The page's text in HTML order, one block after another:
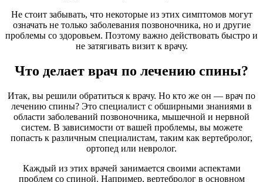
Не стоит забывать, что некоторые из этих симптомов могут
означать не только заболевания позвоночника, но и другие
проблемы со здоровьем. Поэтому важно действовать быстро и
не затягивать визит к врачу.
Что делает врач по лечению спины?
Итак, вы решили обратиться к врачу. Но кто же он — врач по
лечению спины? Это специалист с обширными знаниями в
области заболеваний позвоночника, мышечной и нервной
систем. В зависимости от вашей проблемы, вы можете
попасть к различным специалистам, таким как вертебролог,
ортопед или невролог.
Каждый из этих врачей занимается своими аспектами
проблем со спиной. Например, вертебролог в основном